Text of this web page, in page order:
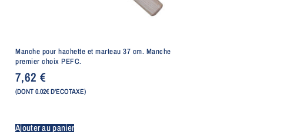
Manche pour hachette et marteau 37 cm. Manche
premier choix PEFC.
7,62 €
(DONT 0.02€ D'ECOTAXE)
Ajouter au panier